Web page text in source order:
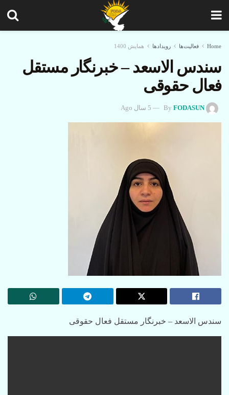
Home فعالیت‌ها رویدادها همایش 1400
سندس الاسعد – خبرنگار مستقل
فعال حقوقی
By FODASUN 5 سال Ago
سندس الاسعد – خبرنگار مستقل فعال حقوقی